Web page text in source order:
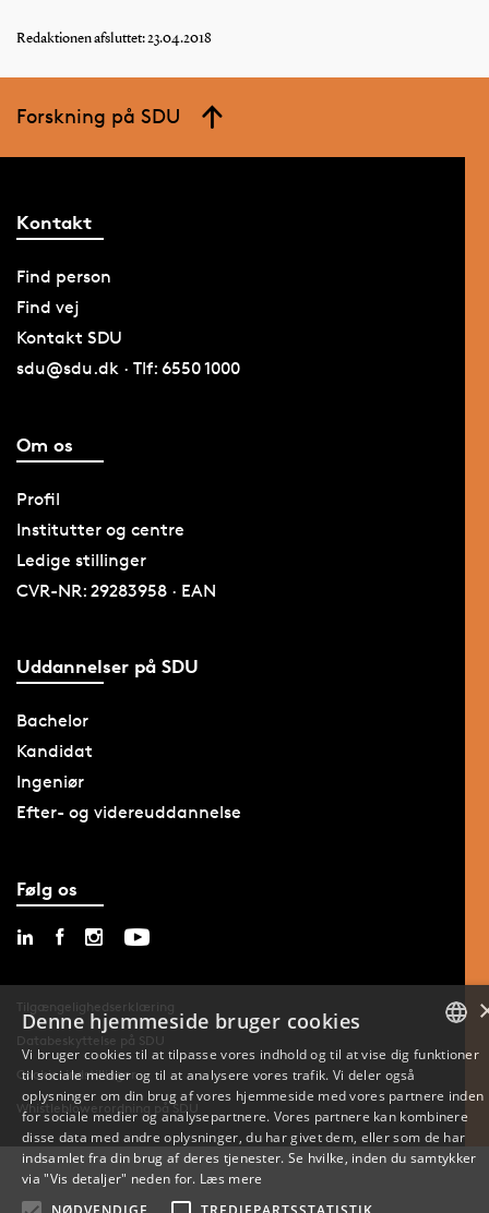
Redaktionen afsluttet: 23.04.2018
Forskning på SDU
Kontakt
Find person
Find vej
Kontakt SDU
sdu@sdu.dk · Tlf: 6550 1000
Om os
Profil
Institutter og centre
Ledige stillinger
CVR-NR: 29283958 · EAN
Uddannelser på SDU
Bachelor
Kandidat
Ingeniør
Efter- og videreuddannelse
Følg os
Tilgængelighedserklæring
Databeskyttelse på SDU
Cookie-indstillinger
Whistleblowerordning på SDU
ENGLISH
Denne hjemmeside bruger cookies
Vi bruger cookies til at tilpasse vores indhold og til at vise dig funktioner
til sociale medier og til at analysere vores trafik. Vi deler også
oplysninger om din brug af vores hjemmeside med vores partnere inden
for sociale medier og analysepartnere. Vores partnere kan kombinere
disse data med andre oplysninger, du har givet dem, eller som de har
indsamlet fra din brug af deres tjenester. Se hvilke, inden du samtykker
via "Vis detaljer" neden for. Læs mere